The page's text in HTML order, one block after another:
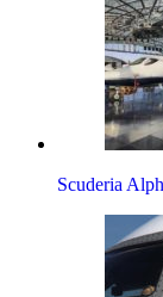
Scuderia